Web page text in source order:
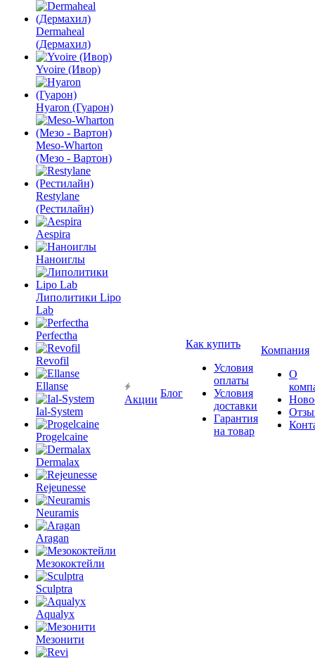
Dermaheal
(Дермахил)
Yvoire (Ивор)
Hyaron (Гуарон)
Meso-Wharton
(Мезо - Вартон)
Restylane
(Рестилайн)
Aespira
Наноиглы
Липолитики Lipo
Lab
Perfectha
Revofil
Ellanse
Ial-System
Progelcaine
Dermalax
Rejeunesse
Neuramis
Aragan
Мезококтейли
Sculptra
Aqualyx
Мезонити
Акции
Блог
Как купить
Условия
оплаты
Условия
доставки
Гарантия
на товар
Компания
О